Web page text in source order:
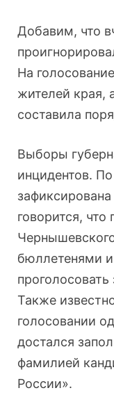
Добавим, что
На
жителей края,
составила
Выборы
инцидентов.
говорится,
бюллетенями
проголосовать
Также
голосовании
достался
фамилией
России».